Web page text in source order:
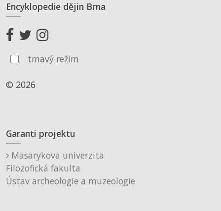
Encyklopedie dějin Brna
tmavý režim
© 2026
Garanti projektu
Masarykova univerzita
Filozofická fakulta
Ústav archeologie a muzeologie